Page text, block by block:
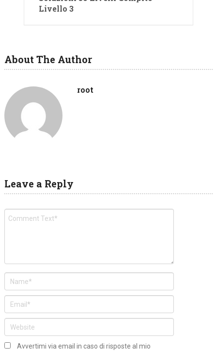
Livello 3
About The Author
root
Leave a Reply
Avvertimi via email in caso di risposte al mio